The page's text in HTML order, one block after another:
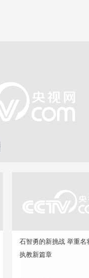
知识！
石智勇的新挑战 举重名
执教新篇章